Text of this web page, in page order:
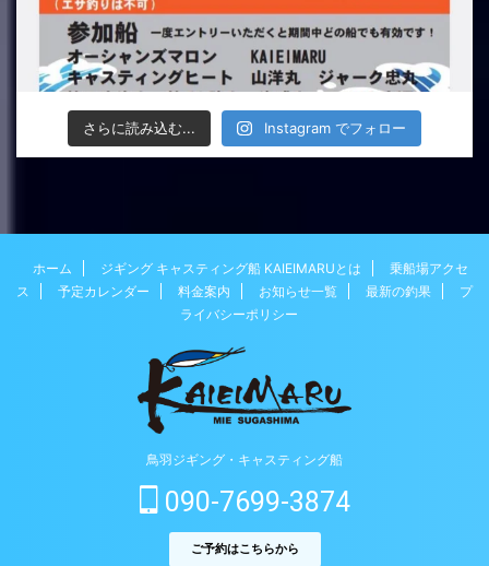
さらに読み込む... Instagram でフォロー
ホーム ジギング キャスティング船 KAIEIMARUとは
乗船場アクセ
ス
予定カレンダー 料金案内 お知らせ一覧 最新の釣果
プ
ライバシーポリシー
鳥羽ジギング・キャスティング船
090-7699-3874
ご予約はこちらから